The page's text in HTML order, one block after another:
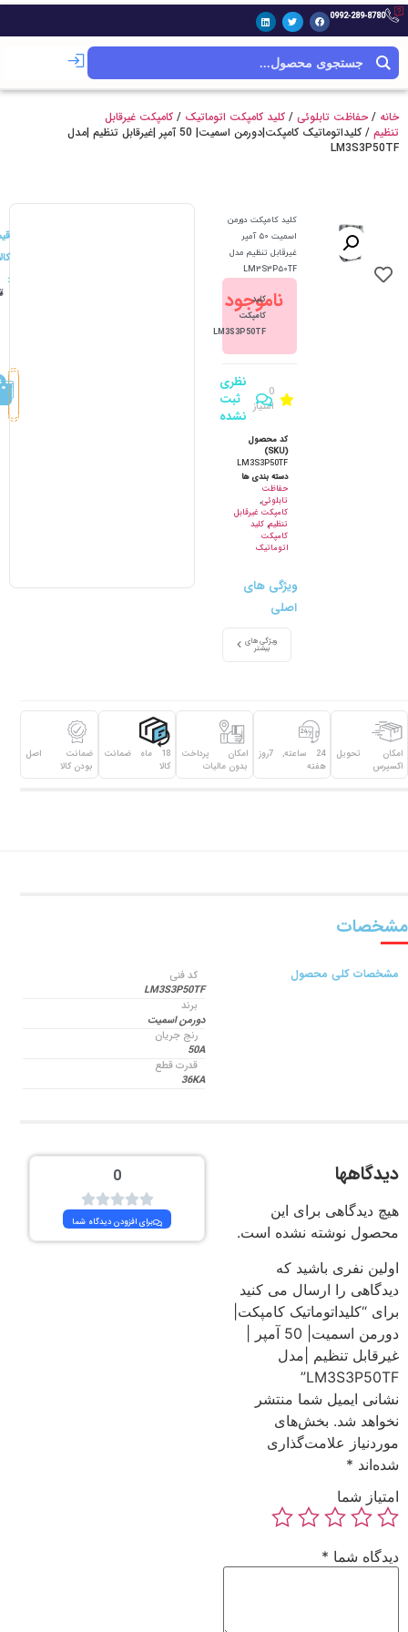
0992-289-8780
خانه /حفاظت تابلوئی / کلید کامپکت اتوماتیک / کامپکت غیرقابل
تنظیم
/ کلیداتوماتیک کامپکت|دورمن اسمیت| 50 آمپر |غیرقابل تنظیم |مدل
LM3S3P50TF
کلید کامپکت دورمن
اسمیت 50 آمپر
غیرقابل تنظیم مدل
LM3S3P50TF
ناموجود
کلید
کامپکت
LM3S3P50TF
0
امتیاز
نظری
ثبت
نشده
کد محصول
(SKU)
LM3S3P50TF
دسته بندی ها
حفاظت
تابلوئی,
کامپکت غیرقابل
تنظیم, کلید
کامپکت
اتوماتیک
ویژگی های
اصلی
ویژگی های
بیشتر
:
امکان تحویل
اکسپرس
24 ساعته, 7روز
هفته
امکان پرداخت
بدون مالیات
18 ماه ضمانت
کالا
ضمانت اصل
بودن کالا
مشخصات
مشخصات کلی محصول
کد فنی
LM3S3P50TF
برند
دورمن اسمیت
رنج جریان
50A
قدرت قطع
36KA
دیدگاهها
هیچ دیدگاهی برای این
محصول نوشته نشده است.
اولین نفری باشید که
دیدگاهی را ارسال می کنید
برای “کلیداتوماتیک کامپکت|
دورمن اسمیت| 50 آمپر |
غیرقابل تنظیم |مدل
LM3S3P50TF”
نشانی ایمیل شما منتشر
نخواهد شد. بخش‌های
موردنیاز علامت‌گذاری
شده‌اند *
امتیاز شما
دیدگاه شما *
0
برای افزودن دیدگاه شما